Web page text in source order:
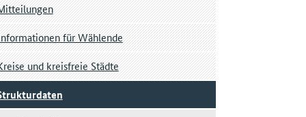
für Wählende
und kreisfreie Städte